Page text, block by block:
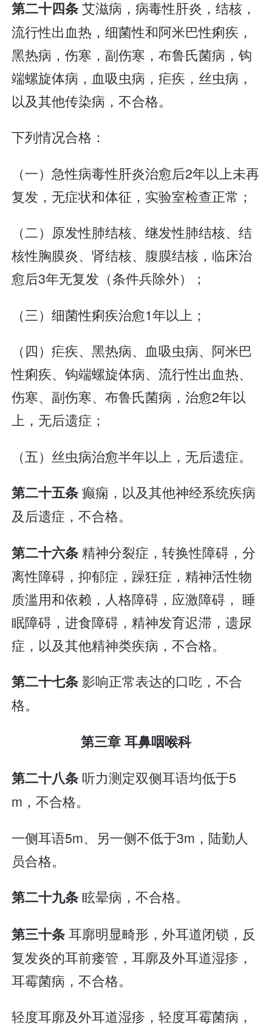
第二十四条艾滋病，病毒性肝炎，结核，
流行性出血热，细菌性和阿米巴性痢疾，
黑热病，伤寒，副伤寒，布鲁氏菌病，钩
端螺旋体病，血吸虫病，疟疾，丝虫病，
以及其他传染病，不合格。
下列情况合格：
（一）急性病毒性肝炎治愈后2年以上未再
复发，无症状和体征，实验室检查正常；
（二）原发性肺结核、继发性肺结核、结
核性胸膜炎、肾结核、腹膜结核，临床治
愈后3年无复发（条件兵除外）；
（三）细菌性痢疾治愈1年以上；
（四）疟疾、黑热病、血吸虫病、阿米巴
性痢疾、钩端螺旋体病、流行性出血热、
伤寒、副伤寒、布鲁氏菌病，治愈2年以
上，无后遗症；
（五）丝虫病治愈半年以上，无后遗症。
第二十五条癫痫，以及其他神经系统疾病
及后遗症，不合格。
第二十六条精神分裂症，转换性障碍，分
离性障碍，抑郁症，躁狂症，精神活性物
质滥用和依赖，人格障碍，应激障碍， 睡
眠障碍，进食障碍，精神发育迟滞，遗尿
症，以及其他精神类疾病，不合格。
第二十七条影响正常表达的口吃，不合
格。
第三章 耳鼻咽喉科
第二十八条 听力测定双侧耳语均低于5
m，不合格。
一侧耳语5m、另一侧不低于3m，陆勤人
员合格。
第二十九条 眩晕病，不合格。
第三十条耳廓明显畸形，外耳道闭锁，反
复发炎的耳前瘘管，耳廓及外耳道湿疹，
耳霉菌病，不合格。
轻度耳廓及外耳道湿疹，轻度耳霉菌病，